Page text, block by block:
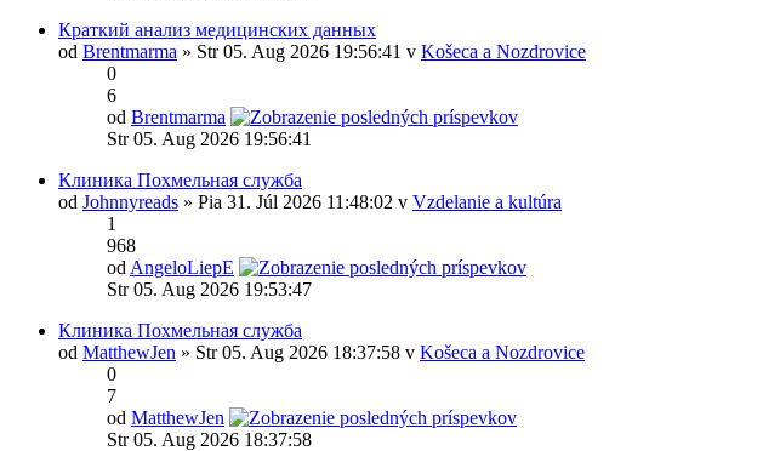
Краткий анализ медицинских данных
od Brentmarma » Str 05. Aug 2026 19:56:41 v Košeca a Nozdrovice
0
6
od Brentmarma
Str 05. Aug 2026 19:56:41
Клиника Похмельная служба
od Johnnyreads » Pia 31. Júl 2026 11:48:02 v Vzdelanie a kultúra
1
968
od AngeloLiepE
Str 05. Aug 2026 19:53:47
Клиника Похмельная служба
od MatthewJen » Str 05. Aug 2026 18:37:58 v Košeca a Nozdrovice
0
7
od MatthewJen
Str 05. Aug 2026 18:37:58